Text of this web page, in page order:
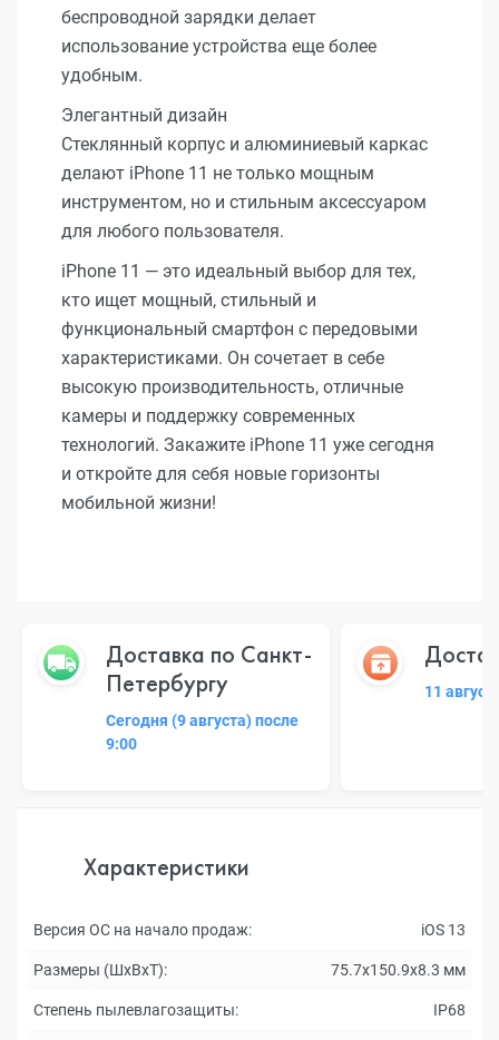
беспроводной зарядки делает
использование устройства еще более
удобным.
Элегантный дизайн
Стеклянный корпус и алюминиевый каркас
делают iPhone 11 не только мощным
инструментом, но и стильным аксессуаром
для любого пользователя.
iPhone 11 — это идеальный выбор для тех,
кто ищет мощный, стильный и
функциональный смартфон с передовыми
характеристиками. Он сочетает в себе
высокую производительность, отличные
камеры и поддержку современных
технологий. Закажите iPhone 11 уже сегодня
и откройте для себя новые горизонты
мобильной жизни!
Доставка по Санкт-
Петербургу
Сегодня (9 августа) после
9:00
11
Характеристики
Версия ОС на начало продаж: iOS 13
Размеры (ШxВxТ): 75.7x150.9x8.3 мм
Степень пылевлагозащиты: IP68